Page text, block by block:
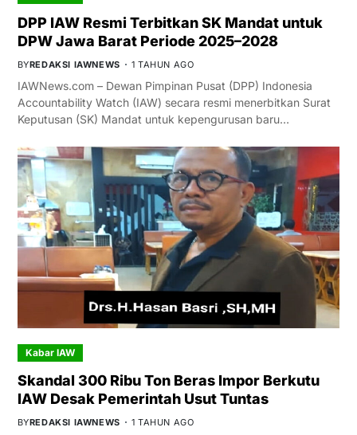
DPP IAW Resmi Terbitkan SK Mandat untuk
DPW Jawa Barat Periode 2025–2028
BYREDAKSI IAWNEWS 1 TAHUN AGO
IAWNews.com – Dewan Pimpinan Pusat (DPP) Indonesia
Accountability Watch (IAW) secara resmi menerbitkan Surat
Keputusan (SK) Mandat untuk kepengurusan baru…
Kabar IAW
Skandal 300 Ribu Ton Beras Impor Berkutu
IAW Desak Pemerintah Usut Tuntas
BYREDAKSI IAWNEWS 1 TAHUN AGO